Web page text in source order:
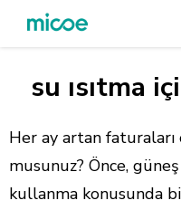
HAKKIMIZDA
ÜRÜNLER
ÇÖZÜM
DESTEK VE
su ısıtma
Her ay artan
musunuz? Önce,
kullanma konusunda